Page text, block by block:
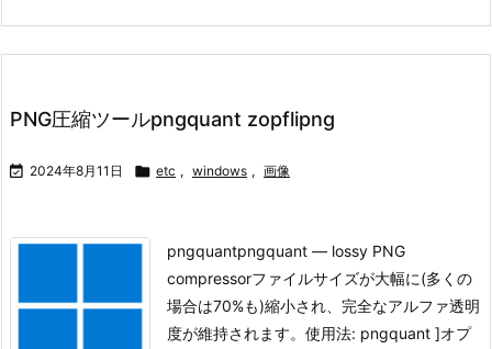
PNG圧縮ツールpngquant zopflipng
 2024年8月11日  etc , windows , 画像
pngquantpngquant — lossy PNG
compressorファイルサイズが大幅に(多くの
場合は70%も)縮小され、完全なアルファ透明
度が維持されます。 使用法: pngquant ]オプ